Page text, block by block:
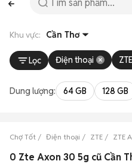
Khu vực: Cần Thơ
Lọc Điện thoại ZTE
Dung lượng: 64 GB 128 GB
Chợ Tốt Điện thoại ZTE ZTE
0 Zte Axon 30 5g cũ Cần